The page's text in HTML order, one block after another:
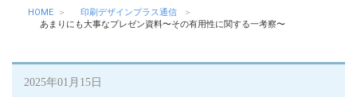
HOME
印刷デザインプラス通信
あまりにも大事なプレゼン資料〜その有用性に関する一考察〜
2025年01月15日